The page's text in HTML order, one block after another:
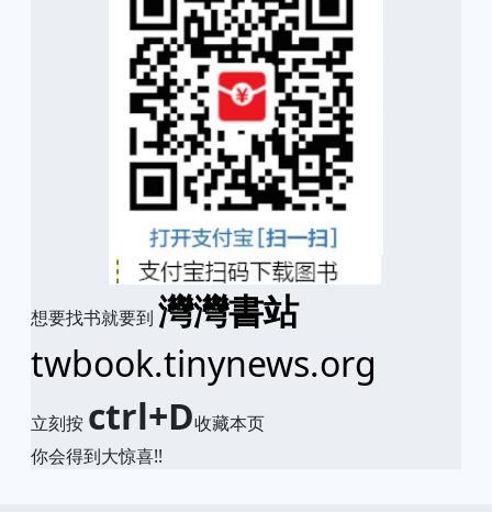
想要找书就要到 灣灣書站
twbook.tinynews.org
立刻按 ctrl+D收藏本页
你会得到大惊喜!!